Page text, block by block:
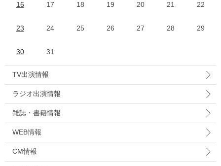
16 17 18 19 20 21 22
23 24 25 26 27 28 29
30 31
TV出演情報
ラジオ出演情報
雑誌・書籍情報
WEB情報
CM情報